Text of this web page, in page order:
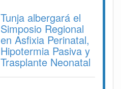
Tunja albergará el
Simposio Regional
en Asfixia Perinatal,
Hipotermia Pasiva y
Trasplante Neonatal